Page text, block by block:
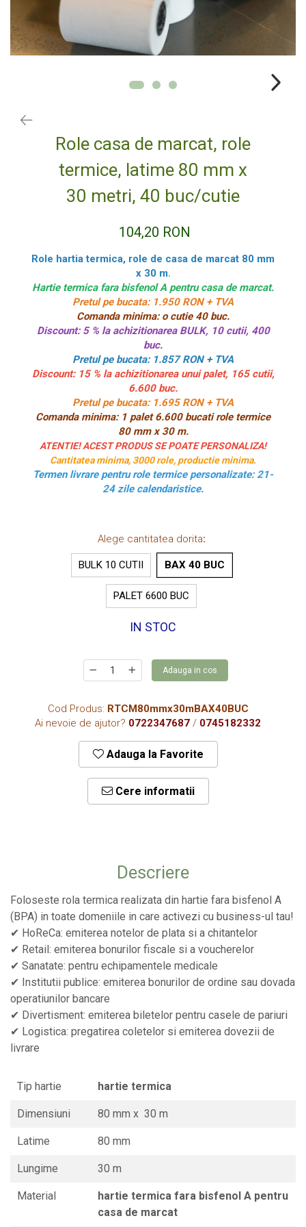
Role termice personalizate
PUNGI DE HARTIE COLORATE
ROLE TERMICE
ROLE CASA DE MARCAT 57 mm x 18
ROLE CASA DE MARCAT 57 mm x 25
ROLE CASA DE MARCAT 57 mm x 30
ROLE CASA DE MARCAT 80 mm x 30
ROLE CASA DE MARCAT 80 mm x 40
AMBALAJE FAST FOOD,
CATERING SI STREET FOOD
CUTII CARTON CARTOFI PRAJITI
CUTII KRAFT MENIU
CUTII KRAFT MENIU CU CLAPETE
CUTII CARTON ALB BURGER
PIZZERII
CUTII PIZZA KRAFT NATUR
CUTII PIZZA CARTON ALB
PUNGI HARTIE CU FEREASTRA
RESIGILABILE
COFETARII
AMBALAJE BIO TRESTIE
AMBALAJE BIO PALMIER
CAPACE BIODEGRADABILE
PAIE DIN HARTIE KRAFT
DISPENSER SERVETELE
Role casa de marcat, role
termice, latime 80 mm x
30 metri, 40 buc/cutie
104,20 RON
Role hartia termica, role de casa de marcat 80 mm
x 30 m.
Hartie termica fara bisfenol A pentru casa de marcat.
Pretul pe bucata: 1.950 RON + TVA
Comanda minima: o cutie 40 buc.
Discount: 5 % la achizitionarea BULK, 10 cutii, 400
buc.
Pretul pe bucata: 1.857 RON + TVA
Discount: 15 % la achizitionarea unui palet, 165 cutii,
6.600 buc.
Pretul pe bucata: 1.695 RON + TVA
Comanda minima: 1 palet 6.600 bucati role termice
80 mm x 30 m.
ATENTIE! ACEST PRODUS SE POATE PERSONALIZA!
Cantitatea minima, 3000 role, productie minima.
Termen livrare pentru role termice personalizate: 21-
24 zile calendaristice.
Alege cantitatea dorita:
BULK 10 CUTII BAX 40 BUC
PALET 6600 BUC
IN STOC
Adauga in cos
Cod Produs: RTCM80mmx30mBAX40BUC
Ai nevoie de ajutor? 0722347687 / 0745182332
Adauga la Favorite
Cere informatii
Descriere
Foloseste rola termica realizata din hartie fara bisfenol A
(BPA) in toate domeniile in care activezi cu business-ul tau!
✔ HoReCa: emiterea notelor de plata si a chitantelor
✔ Retail: emiterea bonurilor fiscale si a voucherelor
✔ Sanatate: pentru echipamentele medicale
✔ Institutii publice: emiterea bonurilor de ordine sau dovada
operatiunilor bancare
✔ Divertisment: emiterea biletelor pentru casele de pariuri
✔ Logistica: pregatirea coletelor si emiterea dovezii de
livrare
Tip hartie hartie termica
Dimensiuni 80 mm x 30 m
Latime 80 mm
Lungime 30 m
Material
hartie termica fara bisfenol A pentru
casa de marcat